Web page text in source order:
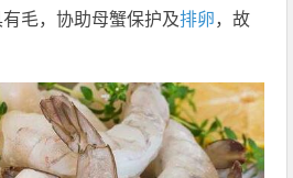
毛，协助母蟹保护及排卵，故